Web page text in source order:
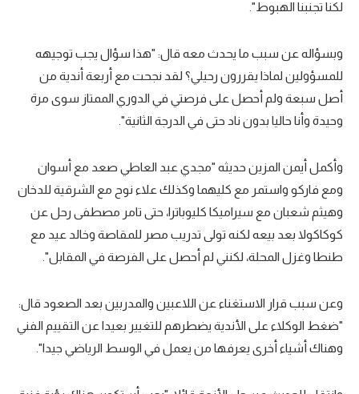
لكنا تجنبنا الهبوط".
وبسؤاله عن سبب ما يحدث معه قال: "هذا سؤال يجب توجيهه
للمسؤولين لماذا يقررون رحيلي؟ لقد نجحت مع أربعة أندية من
أصل سبعة ولم أحصل على فرصتي في الدوري الممتاز سوى مرة
وحيدة وأنا حاليا بدون ناد حتى في الدرجة الثانية".
وأكمل أيمن المزين حديثه "مجدي عبد العاطي صعد مع أسوان
ومع فاركو واستمر مع كليهما وكذلك علاء نوح مع الشرقية للدخان
وهيثم شعبان مع سيراميكا كليوباترا، حتى تامر مصطفى رحل عن
كوكاكولا بعد بيعه لكنه تولى تدريب مصر للمقاصة وخالد عيد مع
طنطا وغزل المحلة، لكنني لم أحصل على الفرصة في المقابل".
وعن سبب قرار الاستغناء عن اللاعبين والمدربين بعد الصعود قال:
"ضغط الوكلاء على الأندية يضطرهم للتغيير بعيدا عن التقييم الفني
وهناك أشياء أخرى يعرفها من يعمل في الوسط الرياضي جيدا".